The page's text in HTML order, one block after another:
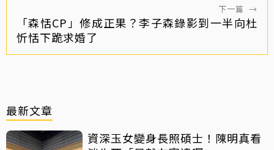
下一篇 →
「森恬CP」修成正果？李子森錄影到一半向杜
忻恬下跪求婚了
最新文章
資深玉女變身長照碩士！陳明真看